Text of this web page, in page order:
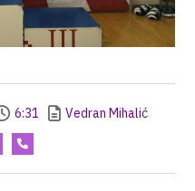
6:31 Vedran Mihalić